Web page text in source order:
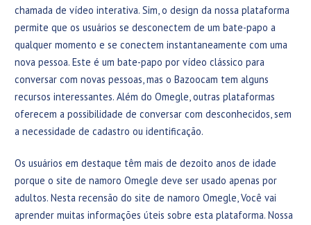
chamada de vídeo interativa. Sim, o design da nossa plataforma
permite que os usuários se desconectem de um bate-papo a
qualquer momento e se conectem instantaneamente com uma
nova pessoa. Este é um bate-papo por vídeo clássico para
conversar com novas pessoas, mas o Bazoocam tem alguns
recursos interessantes. Além do Omegle, outras plataformas
oferecem a possibilidade de conversar com desconhecidos, sem
a necessidade de cadastro ou identificação.
Os usuários em destaque têm mais de dezoito anos de idade
porque o site de namoro Omegle deve ser usado apenas por
adultos. Nesta recensão do site de namoro Omegle, Você vai
aprender muitas informações úteis sobre esta plataforma. Nossa